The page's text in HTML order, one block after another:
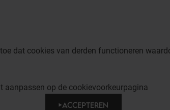
dat cookies van derden functioneren
aanpassen op de cookievoorkeurpagina
ACCEPTEREN